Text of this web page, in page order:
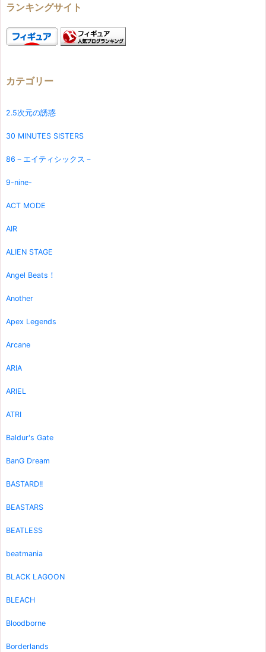
ランキングサイト
カテゴリー
2.5次元の誘惑
30 MINUTES SISTERS
86－エイティシックス－
9-nine-
ACT MODE
AIR
ALIEN STAGE
Angel Beats！
Another
Apex Legends
Arcane
ARIA
ARIEL
ATRI
Baldur's Gate
BanG Dream
BASTARD!!
BEASTARS
BEATLESS
beatmania
BLACK LAGOON
BLEACH
Bloodborne
Borderlands